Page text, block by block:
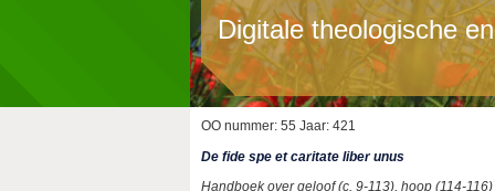
Digitale theologische
OO nummer: 55 Jaar: 421
De fide spe et caritate liber unus
Handboek over geloof (c. 9-113), hoop (114-